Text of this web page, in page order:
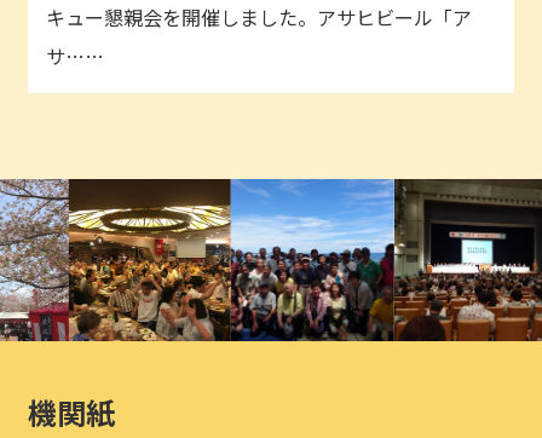
キュー懇親会を開催しました。アサヒビール「ア
サ……
機関紙